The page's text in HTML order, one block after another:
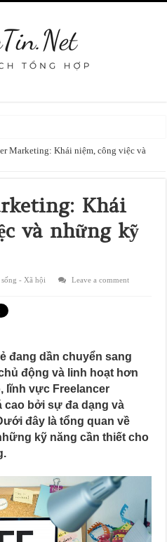
đồng hồ thông minh vào phiên tòa nếu
Marketing: Khái niệm, công việc và
Khái
và những kỹ
- Xã hội
Leave a comment
đang dần chuyển sang
động và linh hoạt hơn
lĩnh vực Freelancer
cao bởi sự đa dạng và
đây là tổng quan về
kỹ năng cần thiết cho